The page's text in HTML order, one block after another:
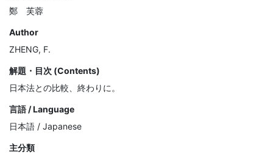
鄭 芙蓉
Author
ZHENG, F.
解題・目次 (Contents)
日本法との比較、終わりに。
言語 / Language
日本語 / Japanese
主分類